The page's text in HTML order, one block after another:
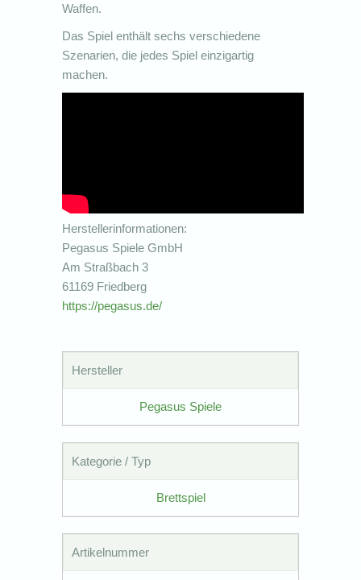
Waffen.
Das Spiel enthält sechs verschiedene
Szenarien, die jedes Spiel einzigartig
machen.
Herstellerinformationen:
Pegasus Spiele GmbH
Am Straßbach 3
61169 Friedberg
https://pegasus.de/
Hersteller
Pegasus Spiele
Kategorie / Typ
Brettspiel
Artikelnummer